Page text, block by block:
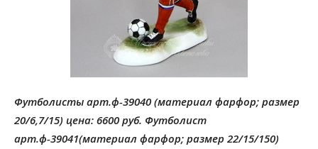
Футболисты арт.ф-39040 (материал фарфор; размер
20/6,7/15) цена: 6600 руб. Футболист
арт.ф-39041(материал фарфор; размер 22/15/150)